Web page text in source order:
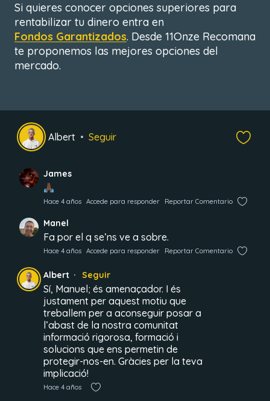
Si quieres conocer opciones superiores para
rentabilizar tu dinero entra en
Fondos Garantizados. Desde 11Onze Recomana
te proponemos las mejores opciones del
mercado.
Albert Seguir
James
Hace 4 años Accede para responder Reportar Comentario
Manel
Fa por el q se’ns ve a sobre.
Hace 4 años Accede para responder Reportar Comentario
Albert Seguir
Sí, Manuel; és amenaçador. I és
justament per aquest motiu que
treballem per a aconseguir posar a
l’abast de la nostra comunitat
informació rigorosa, formació i
solucions que ens permetin de
protegir-nos-en. Gràcies per la teva
implicació!
Hace 4 años